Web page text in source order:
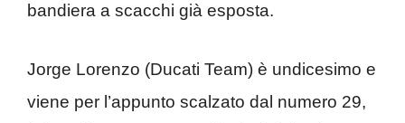
bandiera a scacchi già esposta.
Jorge Lorenzo (Ducati Team) è undicesimo e
viene per l’appunto scalzato dal numero 29,